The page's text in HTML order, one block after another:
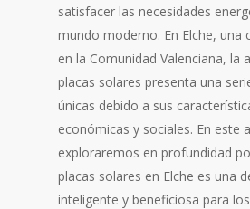
satisfacer las necesidades
mundo moderno. En Elche, una
en la Comunidad Valenciana, la
placas solares presenta una
únicas debido a sus
económicas y sociales. En este
exploraremos en profundidad
placas solares en Elche es una
inteligente y beneficiosa para